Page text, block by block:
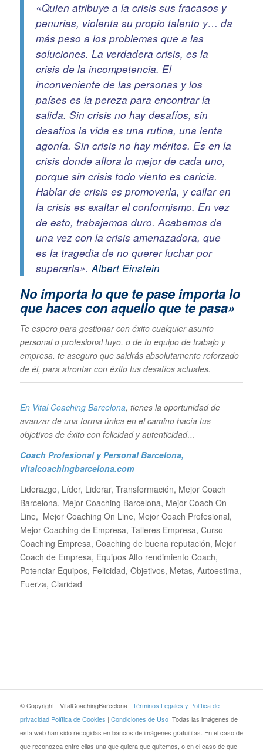
«Quien atribuye a la crisis sus fracasos y
penurias, violenta su propio talento y… da
más peso a los problemas que a las
soluciones. La verdadera crisis, es la
crisis de la incompetencia. El
inconveniente de las personas y los
países es la pereza para encontrar la
salida. Sin crisis no hay desafíos, sin
desafíos la vida es una rutina, una lenta
agonía. Sin crisis no hay méritos. Es en la
crisis donde aflora lo mejor de cada uno,
porque sin crisis todo viento es caricia.
Hablar de crisis es promoverla, y callar en
la crisis es exaltar el conformismo. En vez
de esto, trabajemos duro. Acabemos de
una vez con la crisis amenazadora, que
es la tragedia de no querer luchar por
superarla».Albert Einstein
No importa lo que te pase importa lo
que haces con aquello que te pasa»
Te espero para gestionar con éxito cualquier asunto
personal o profesional tuyo, o de tu equipo de trabajo y
empresa. te aseguro que saldrás absolutamente reforzado
de él, para afrontar con éxito tus desafíos actuales.
En Vital Coaching Barcelona, tienes la oportunidad de
avanzar de una forma única en el camino hacía tus
objetivos de éxito con felicidad y autenticidad…
Coach Profesional y Personal Barcelona,
vitalcoachingbarcelona.com
Liderazgo, Líder, Liderar, Transformación, Mejor Coach
Barcelona, Mejor Coaching Barcelona, Mejor Coach On
Line, Mejor Coaching On Line, Mejor Coach Profesional,
Mejor Coaching de Empresa, Talleres Empresa, Curso
Coaching Empresa, Coaching de buena reputación, Mejor
Coach de Empresa, Equipos Alto rendimiento Coach,
Potenciar Equipos, Felicidad, Objetivos, Metas, Autoestima,
Fuerza, Claridad
© Copyright - VitalCoachingBarcelona | Términos Legales y Política de
privacidad Política de Cookies | Condiciones de Uso |Todas las imágenes de
esta web han sido recogidas en bancos de imágenes gratuititas. En el caso de
que reconozca entre ellas una que quiera que quitemos, o en el caso de que